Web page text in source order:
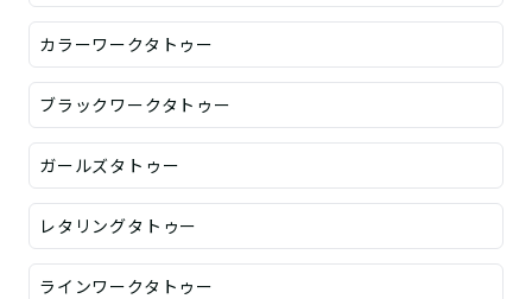
カラーワークタトゥー
ブラックワークタトゥー
ガールズタトゥー
レタリングタトゥー
ラインワークタトゥー